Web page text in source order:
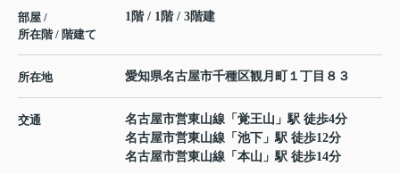
部屋 /
所在階 / 階建て
1階 / 1階 / 3階建
所在地 愛知県名古屋市千種区観月町 １丁目８３
交通 名古屋市営東山線 「 覚王山 」駅 徒歩4分
名古屋市営東山線 「 池下 」駅 徒歩12分
名古屋市営東山線 「 本山 」駅 徒歩14分